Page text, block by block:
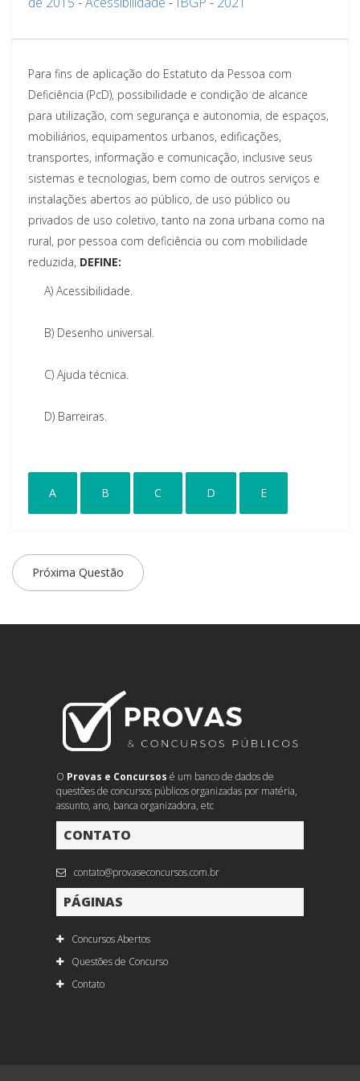
Para fins de aplicação do Estatuto da Pessoa com
Deficiência (PcD), possibilidade e condição de alcance
para utilização, com segurança e autonomia, de espaços,
mobiliários, equipamentos urbanos, edificações,
transportes, informação e comunicação, inclusive seus
sistemas e tecnologias, bem como de outros serviços e
instalações abertos ao público, de uso público ou
privados de uso coletivo, tanto na zona urbana como na
rural, por pessoa com deficiência ou com mobilidade
reduzida, DEFINE:
A) Acessibilidade.
B) Desenho universal.
C) Ajuda técnica.
D) Barreiras.
A B C D E
Próxima Questão
O Provas e Concursos é um banco de dados de
questões de concursos públicos organizadas por matéria,
assunto, ano, banca organizadora, etc
CONTATO
contato@provaseconcursos.com.br
PÁGINAS
Concursos Abertos
Questões de Concurso
Contato